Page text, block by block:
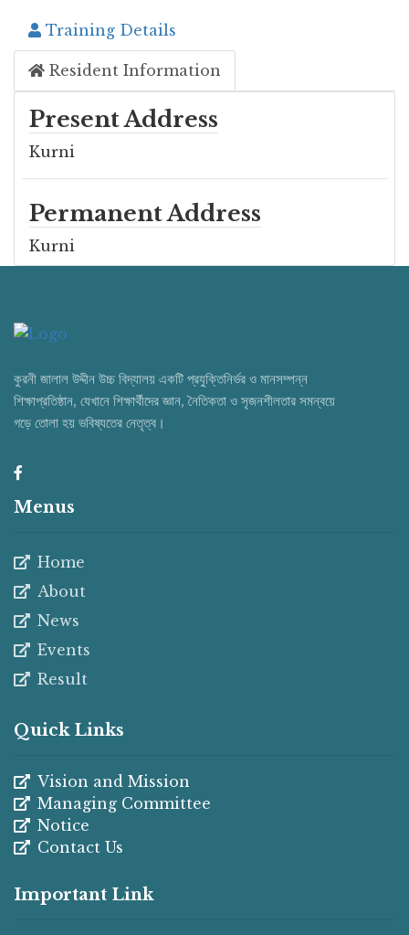
Training Details
Resident Information
Present Address
Kurni
Permanent Address
Kurni
কুরনী জালাল উদ্দীন উচ্চ বিদ্যালয় একটি প্রযুক্তিনির্ভর ও মানসম্পন্ন
শিক্ষাপ্রতিষ্ঠান, যেখানে শিক্ষার্থীদের জ্ঞান, নৈতিকতা ও সৃজনশীলতার সমন্বয়ে
গড়ে তোলা হয় ভবিষ্যতের নেতৃত্ব।
Menus
Home
About
News
Events
Result
Quick Links
Vision and Mission
Managing Committee
Notice
Contact Us
Important Link